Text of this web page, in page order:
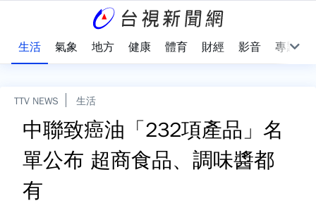
生活 氣象 地方 健康 體育 財經 影音 專題
TTV NEWS 生活
中聯致癌油「232項產品」名
單公布 超商食品、調味醬都
有